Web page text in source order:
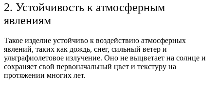
2. Устойчивость к атмосферным
явлениям
Такое изделие устойчиво к воздействию атмосферных
явлений, таких как дождь, снег, сильный ветер и
ультрафиолетовое излучение. Оно не выцветает на солнце и
сохраняет свой первоначальный цвет и текстуру на
протяжении многих лет.